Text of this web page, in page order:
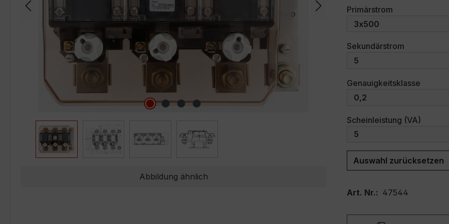
Abbildung ähnlich
Primärstrom
Sekundärstrom
Genauigkeitsklasse
Scheinleistung (VA)
Auswahl zurücksetzen
Art. Nr.: 47544